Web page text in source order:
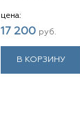
цена:
17 200 руб.
В КОРЗИНУ